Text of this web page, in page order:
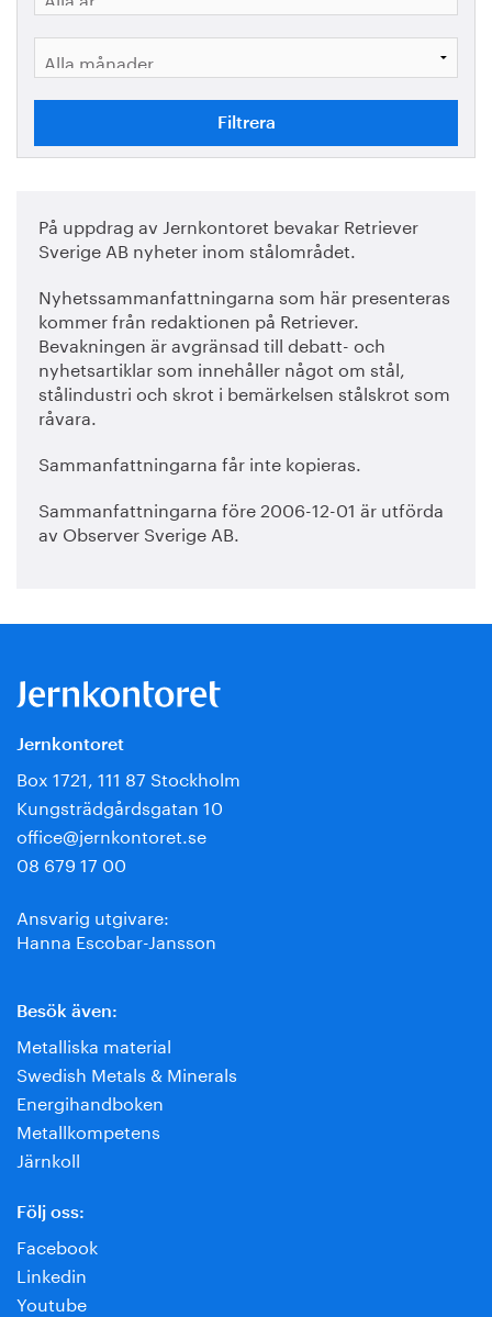
På uppdrag av Jernkontoret bevakar Retriever
Sverige AB nyheter inom stålområdet.
Nyhetssammanfattningarna som här presenteras
kommer från redaktionen på Retriever.
Bevakningen är avgränsad till debatt- och
nyhetsartiklar som innehåller något om stål,
stålindustri och skrot i bemärkelsen stålskrot som
råvara.
Sammanfattningarna får inte kopieras.
Sammanfattningarna före 2006-12-01 är utförda
av Observer Sverige AB.
Jernkontoret
Box 1721, 111 87 Stockholm
Kungsträdgårdsgatan 10
office@jernkontoret.se
08 679 17 00
Ansvarig utgivare:
Hanna Escobar-Jansson
Besök även:
Metalliska material
Swedish Metals & Minerals
Energihandboken
Metallkompetens
Järnkoll
Följ oss:
Facebook
Linkedin
Youtube